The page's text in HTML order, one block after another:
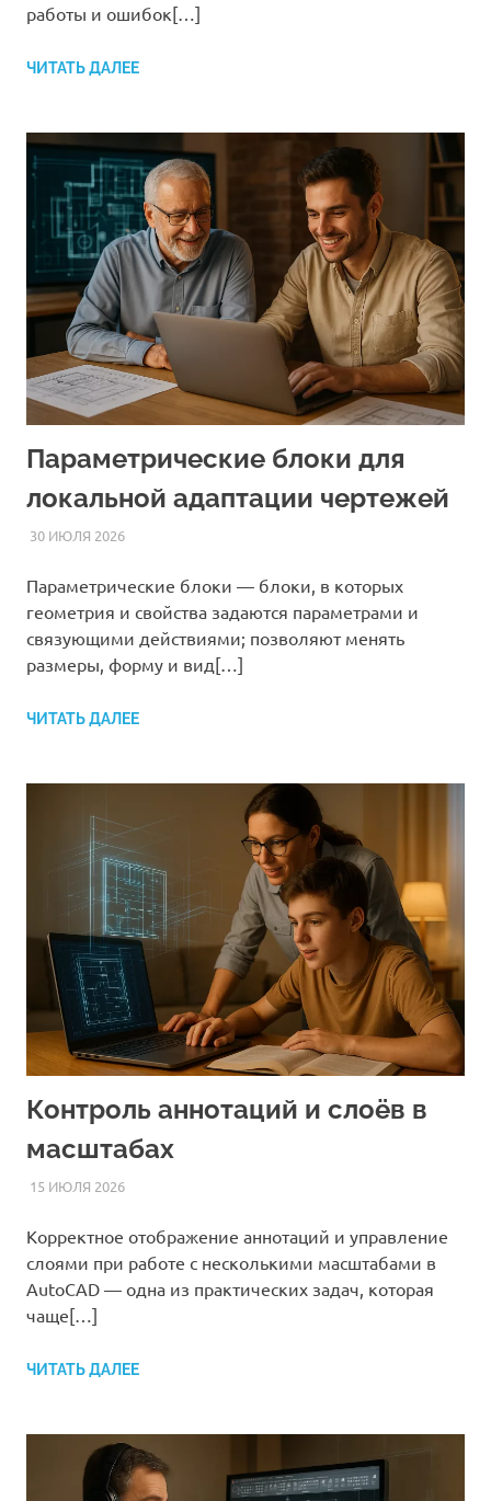
работы и ошибок[…]
ЧИТАТЬ ДАЛЕЕ
Параметрические блоки для
локальной адаптации чертежей
30 ИЮЛЯ 2026AUTOCAD_RASS
СТАТЬИ
Параметрические блоки — блоки, в которых
геометрия и свойства задаются параметрами и
связующими действиями; позволяют менять
размеры, форму и вид[…]
ЧИТАТЬ ДАЛЕЕ
Контроль аннотаций и слоёв в
масштабах
15 ИЮЛЯ 2026AUTOCAD_RASS
СТАТЬИ
Корректное отображение аннотаций и управление
слоями при работе с несколькими масштабами в
AutoCAD — одна из практических задач, которая
чаще[…]
ЧИТАТЬ ДАЛЕЕ